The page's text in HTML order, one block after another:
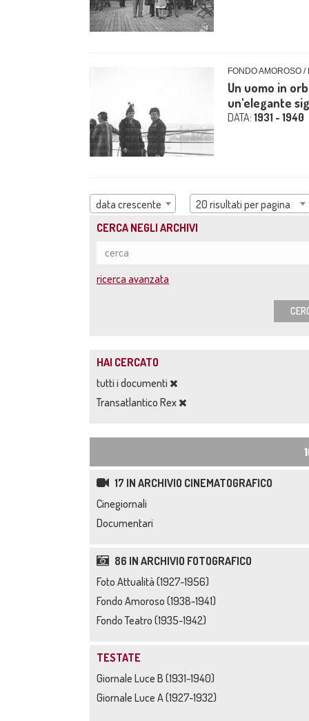
FONDO AMOROSO
Un uomo in
un'elegante
DATA: 1931 - 1940
data crescente
20 risultati per pagina
CERCA NEGLI ARCHIVI
ricerca avanzata
HAI CERCATO
tutti i documenti
Transatlantico Rex
17 IN ARCHIVIO CINEMATOGRAFICO
Cinegiornali
Documentari
86 IN ARCHIVIO FOTOGRAFICO
Foto Attualità (1927-1956)
Fondo Amoroso (1938-1941)
Fondo Teatro (1935-1942)
TESTATE
Giornale Luce B (1931-1940)
Giornale Luce A (1927-1932)